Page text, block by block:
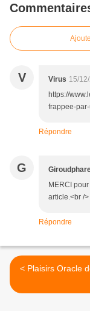
V Virus 15/
https://
frappee-
Répondre
G
MERCI
article.<br />
Répondre
< Plaisirs Oracle